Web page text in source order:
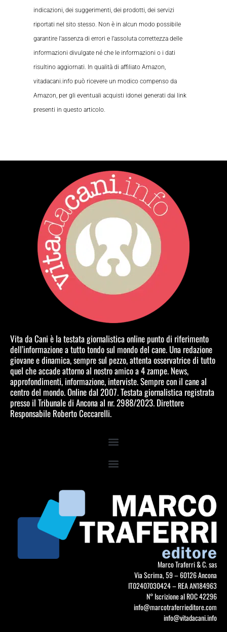
indicazioni, dei suggerimenti, dei prodotti, dei servizi
riportati nel sito stesso. Non è in alcun modo possibile
garantire l’assenza di errori e l’assoluta correttezza delle
informazioni divulgate né che le informazioni o i dati
risultino aggiornati. In qualità di affiliato Amazon,
vitadacani.info può ricevere un modico compenso da
Amazon, per gli eventuali acquisti idonei generati dai link
presenti in questo articolo.
Vita da Cani è la testata giornalistica online punto di riferimento
dell’informazione a tutto tondo sul mondo del cane. Una redazione
giovane e dinamica, sempre sul pezzo, attenta osservatrice di tutto
quel che accade attorno al nostro amico a 4 zampe. News,
approfondimenti, informazione, interviste. Sempre con il cane al
centro del mondo. Online dal 2007. Testata giornalistica registrata
presso il Tribunale di Ancona al nr. 2988/2023. Direttore
Responsabile Roberto Ceccarelli.
Marco Traferri & C. sas
Via Scrima, 59 – 60126 Ancona
IT02407030424 – REA AN184963
N° Iscrizione al ROC 42296
info@marcotraferrieditore.com
info@vitadacani.info